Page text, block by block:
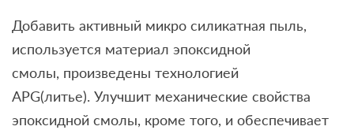
Добавить активный микро силикатная пыль,
используется материал эпоксидной
смолы, произведены технологией
APG(литье). Улучшит механические свойства
эпоксидной смолы, кроме того, и обеспечивает